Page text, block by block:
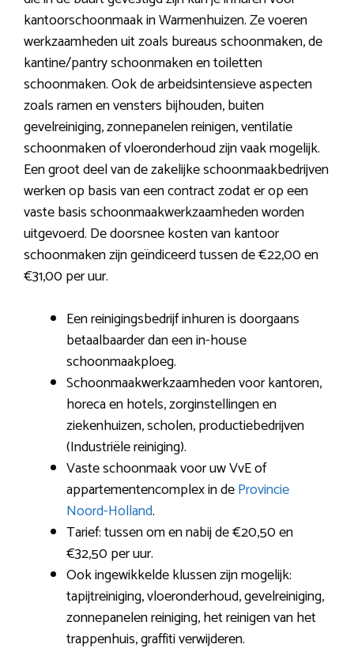
kantoorschoonmaak in Warmenhuizen. Ze voeren
werkzaamheden uit zoals bureaus schoonmaken, de
kantine/pantry schoonmaken en toiletten
schoonmaken. Ook de arbeidsintensieve aspecten
zoals ramen en vensters bijhouden, buiten
gevelreiniging, zonnepanelen reinigen, ventilatie
schoonmaken of vloeronderhoud zijn vaak mogelijk.
Een groot deel van de zakelijke schoonmaakbedrijven
werken op basis van een contract zodat er op een
vaste basis schoonmaakwerkzaamheden worden
uitgevoerd. De doorsnee kosten van kantoor
schoonmaken zijn geïndiceerd tussen de €22,00 en
€31,00 per uur.
Een reinigingsbedrijf inhuren is doorgaans
betaalbaarder dan een in-house
schoonmaakploeg.
Schoonmaakwerkzaamheden voor kantoren,
horeca en hotels, zorginstellingen en
ziekenhuizen, scholen, productiebedrijven
(Industriële reiniging).
Vaste schoonmaak voor uw VvE of
appartementencomplex in deProvincie
Noord-Holland.
Tarief: tussen om en nabij de €20,50 en
€32,50 per uur.
Ook ingewikkelde klussen zijn mogelijk:
tapijtreiniging, vloeronderhoud, gevelreiniging,
zonnepanelen reiniging, het reinigen van het
trappenhuis, graffiti verwijderen.